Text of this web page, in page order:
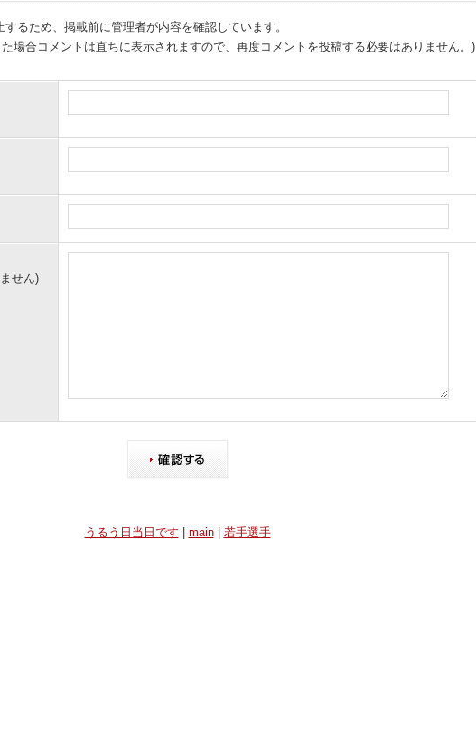
るため、掲載前に管理者が内容を確認しています。
場合コメントは直ちに表示されますので、再度コメントを投稿する必要はありません。)
せん)
うるう日当日です main| 若手選手